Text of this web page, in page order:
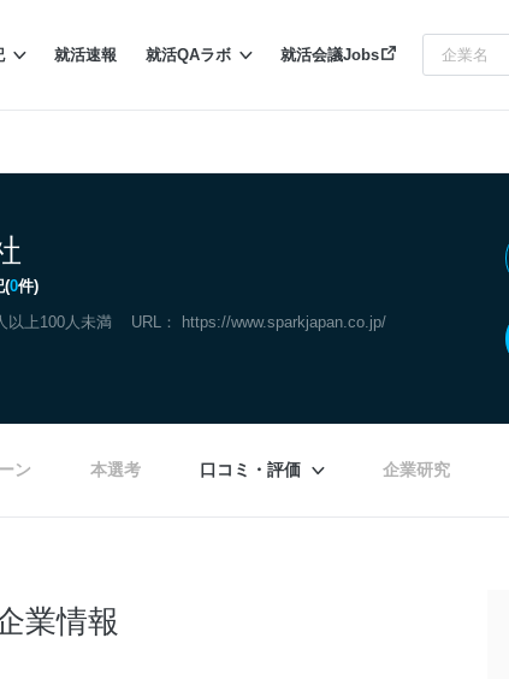
就活速報 就活QAラボ 就活会議Jobs
(0件)
以上100人未満 URL： https://www.sparkjapan.co.jp/
ン 本選考 口コミ・評価 企業研究
業情報